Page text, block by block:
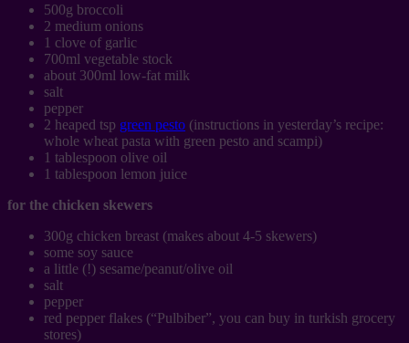
500g broccoli
2 medium onions
1 clove of garlic
700ml vegetable stock
about 300ml low-fat milk
salt
pepper
2 heaped tsp green pesto (instructions in yesterday’s recipe:
whole wheat pasta with green pesto and scampi)
1 tablespoon olive oil
1 tablespoon lemon juice
for the chicken skewers
300g chicken breast (makes about 4-5 skewers)
some soy sauce
a little (!) sesame/peanut/olive oil
salt
pepper
red pepper flakes (“Pulbiber”, you can buy in turkish grocery
stores)